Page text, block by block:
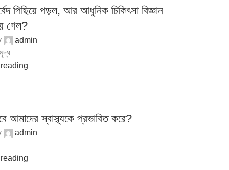
পিছিয়ে পড়ল, আর আধুনিক চিকিৎসা বিজ্ঞান
গেল?
admin
আমাদের স্বাস্থ্যকে প্রভাবিত করে?
admin